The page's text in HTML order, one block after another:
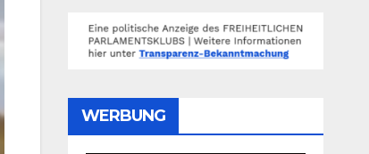
WERBUNG